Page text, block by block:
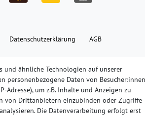
Daten­schutz­erklärung AGB
Widerrufs­recht Kontakt
und ähnliche Technologien auf unserer
personenbezogene Daten von Besucher:innen
Adresse), um z.B. Inhalte und Anzeigen zu
von Drittanbietern einzubinden oder Zugriffe
Die Datenverarbeitung erfolgt erst
2025 | Alle Rechte vorbehalten.